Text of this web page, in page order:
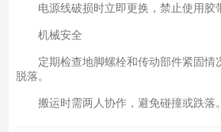
电源线破损时立即更换，禁止使用胶带
机械安全
定期检查地脚螺栓和传动部件紧固情
脱落。
搬运时需两人协作，避免碰撞或跌落。